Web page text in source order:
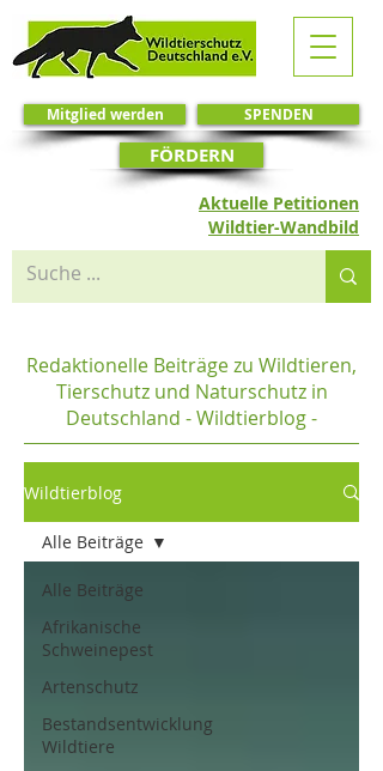
SPENDEN
Mitglied werden
Aktuelle Petitionen
FÖRDERN
Wildtier-Wandbild
Redaktionelle Beiträge zu Wildtieren,
Tierschutz und Naturschutz in
Deutschland - Wildtierblog -
Wildtierblog
Alle Beiträge
Afrikanische
Schweinepest
Artenschutz
Bestandsentwicklung
Wildtiere
Alle Beiträge